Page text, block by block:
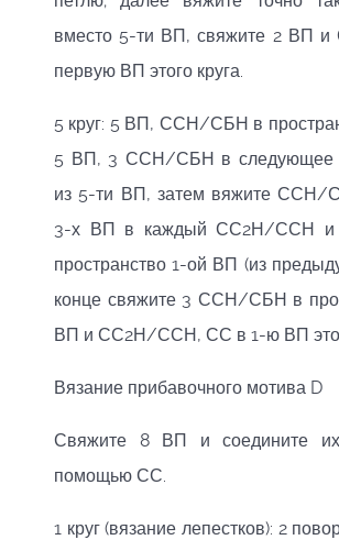
вместо 5-ти ВП, свяжите 2 ВП
первую ВП этого круга.
5 круг: 5 ВП, ССН/СБН в
5 ВП, 3 ССН/СБН в следующее
из 5-ти ВП, затем вяжите ССН/
3-х ВП в каждый СС2Н/ССН
пространство 1-ой ВП (из
конце свяжите 3 ССН/СБН в
ВП и СС2Н/ССН, СС в 1-ю ВП
Вязание прибавочного мотива D
Свяжите 8 ВП и соедините
помощью СС.
1 круг (вязание лепестков): 2